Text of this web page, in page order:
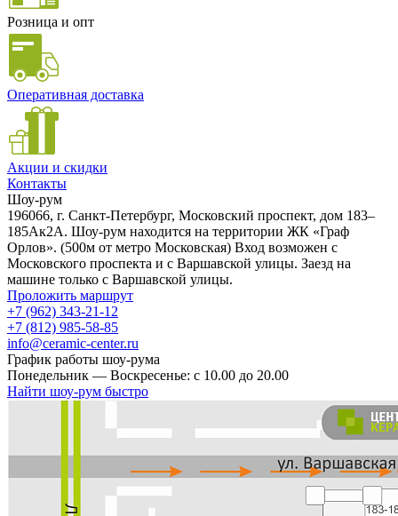
Розница и опт
Оперативная доставка
Акции и скидки
Контакты
Шоу-рум
196066, г. Санкт-Петербург, Московский проспект, дом 183–
185Ак2А. Шоу-рум находится на территории ЖК «Граф
Орлов». (500м от метро Московская) Вход возможен с
Московского проспекта и с Варшавской улицы. Заезд на
машине только с Варшавской улицы.
Проложить маршрут
+7 (962) 343-21-12
+7 (812) 985-58-85
info@ceramic-center.ru
График работы шоу-рума
Понедельник — Воскресенье: с 10.00 до 20.00
Найти шоу-рум быстро